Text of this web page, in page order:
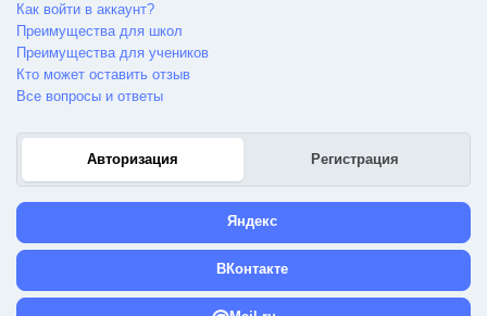
Как войти в аккаунт?
Преимущества для школ
Преимущества для учеников
Кто может оставить отзыв
Все вопросы и ответы
Авторизация Регистрация
Яндекс
ВКонтакте